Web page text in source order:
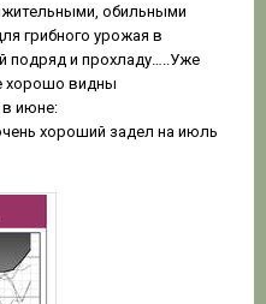
обильными
грибного урожая в
и прохладу…..Уже
хорошо видны
в июне:
хороший задел на июль